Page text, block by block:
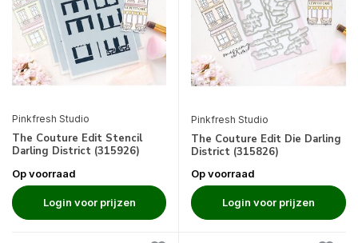
Pinkfresh Studio
The Couture Edit Stencil
Darling District (315926)
Op voorraad
Login voor prijzen
Pinkfresh Studio
The Couture Edit Die Darling
District (315826)
Op voorraad
Login voor prijzen